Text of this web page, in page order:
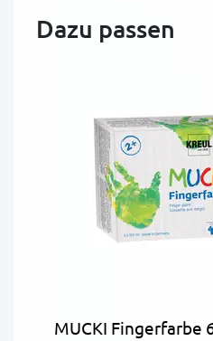
Dazu passen
MUCKI Fingerfarbe